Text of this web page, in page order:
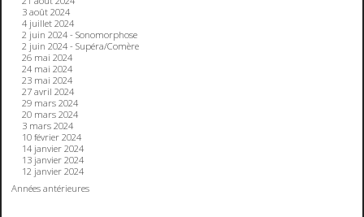
3 août 2024
4 juillet 2024
2 juin 2024 - Sonomorphose
2 juin 2024 - Supéra/Comère
26 mai 2024
24 mai 2024
23 mai 2024
27 avril 2024
29 mars 2024
20 mars 2024
3 mars 2024
10 février 2024
14 janvier 2024
13 janvier 2024
12 janvier 2024
Années antérieures